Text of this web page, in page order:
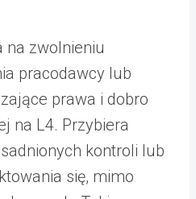
na zwolnieniu
pracodawcy lub
prawa i dobro
na L4. Przybiera
kontroli lub
się, mimo